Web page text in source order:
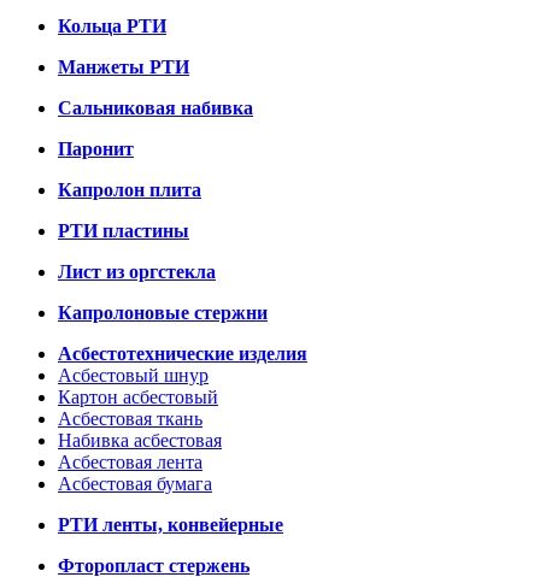
Кольца РТИ
Манжеты РТИ
Сальниковая набивка
Паронит
Капролон плита
РТИ пластины
Лист из оргстекла
Капролоновые стержни
Асбестотехнические изделия
Асбестовый шнур
Картон асбестовый
Асбестовая ткань
Набивка асбестовая
Асбестовая лента
Асбестовая бумага
РТИ ленты, конвейерные
Фторопласт стержень